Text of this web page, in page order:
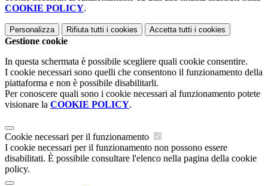
COOKIE POLICY.
Personalizza Rifiuta tutti i cookies Accetta tutti i cookies
Gestione cookie
In questa schermata è possibile scegliere quali cookie consentire.
I cookie necessari sono quelli che consentono il funzionamento della
piattaforma e non è possibile disabilitarli.
Per conoscere quali sono i cookie necessari al funzionamento potete
visionare la COOKIE POLICY.
Cookie necessari per il funzionamento
I cookie necessari per il funzionamento non possono essere
disabilitati. È possibile consultare l'elenco nella pagina della cookie
policy.